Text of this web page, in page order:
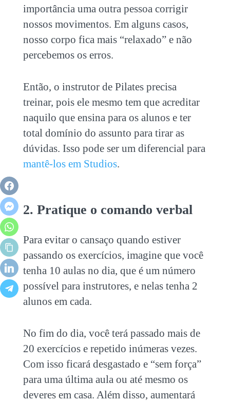
importância uma outra pessoa corrigir
nossos movimentos. Em alguns casos,
nosso corpo fica mais “relaxado” e não
percebemos os erros.
Então, o instrutor de Pilates precisa
treinar, pois ele mesmo tem que acreditar
naquilo que ensina para os alunos e ter
total domínio do assunto para tirar as
dúvidas. Isso pode ser um diferencial para
mantê-los em Studios.
2. Pratique o comando verbal
Para evitar o cansaço quando estiver
passando os exercícios, imagine que você
tenha 10 aulas no dia, que é um número
possível para instrutores, e nelas tenha 2
alunos em cada.
No fim do dia, você terá passado mais de
20 exercícios e repetido inúmeras vezes.
Com isso ficará desgastado e “sem força”
para uma última aula ou até mesmo os
deveres em casa. Além disso, aumentará